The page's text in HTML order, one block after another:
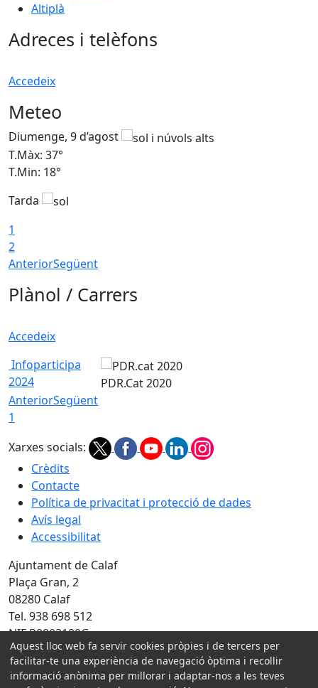
Altiplà
Adreces i telèfons
Accedeix
Meteo
Diumenge, 9 d’agost
T.Màx: 37°
T.Min: 18°
Tarda
1
2
AnteriorSegüent
Plànol / Carrers
Accedeix
Infoparticipa
2024
PDR.Cat 2020
AnteriorSegüent
1
Xarxes socials:
Crèdits
Contacte
Política de privacitat i protecció de dades
Avís legal
Accessibilitat
Ajuntament de Calaf
Plaça Gran, 2
08280 Calaf
Tel. 938 698 512
NIF P0803100G
Amb la col·laboració de:
Aquest lloc web fa servir cookies pròpies i de tercers per
facilitar-te una experiència de navegació òptima i recollir
informació anònima per millorar i adaptar-nos a les teves